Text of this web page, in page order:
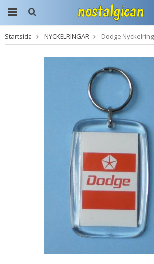
Produkten har blivit
tillagd i varukorgen
Startsida NYCKELRINGAR Dodge Nyckelring